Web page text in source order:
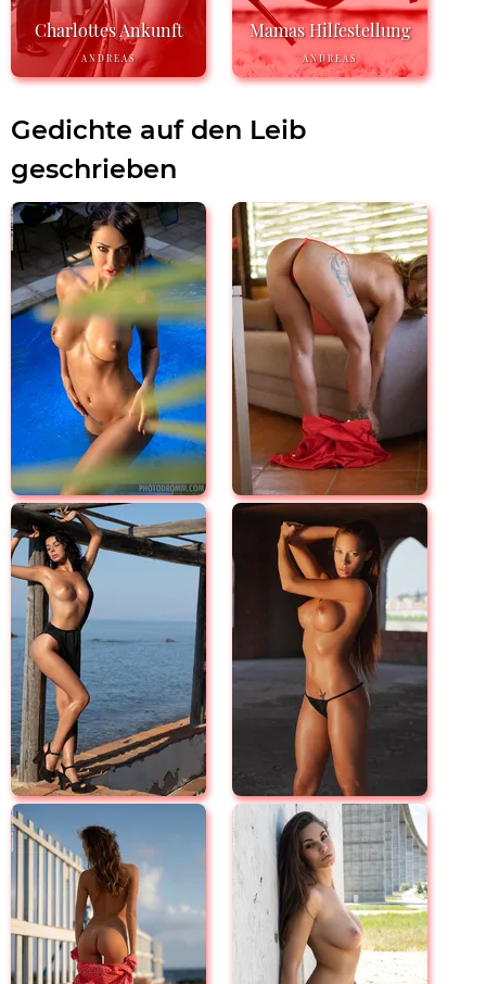
Charlottes Ankunft
ANDREAS
Mamas Hilfestellung
ANDREAS
Gedichte auf den Leib
geschrieben